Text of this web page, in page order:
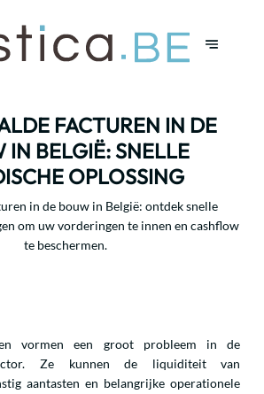
FACTUREN IN DE
IN BELGIË: SNELLE
OPLOSSING
in de bouw in België: ontdek snelle
om uw vorderingen te innen en cashflow
te beschermen.
vormen een groot probleem in de
Ze kunnen de liquiditeit van
aantasten en belangrijke operationele